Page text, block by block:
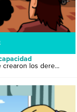
crearon los dere...